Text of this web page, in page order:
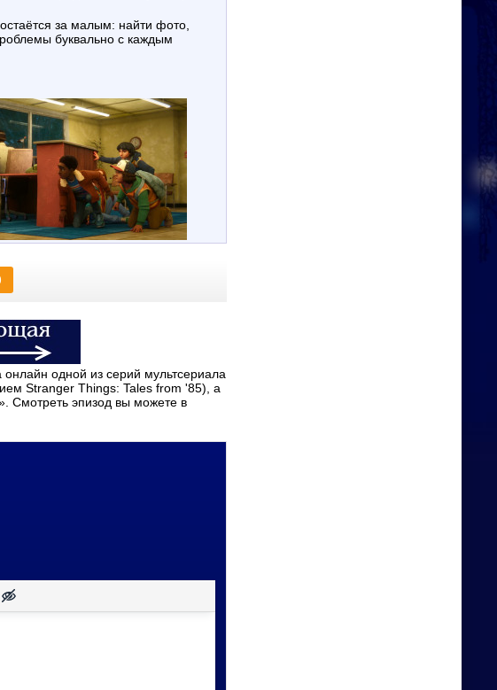
буквально с каждым
Stranger Things: Tales from '85), а
Смотреть эпизод вы можете в